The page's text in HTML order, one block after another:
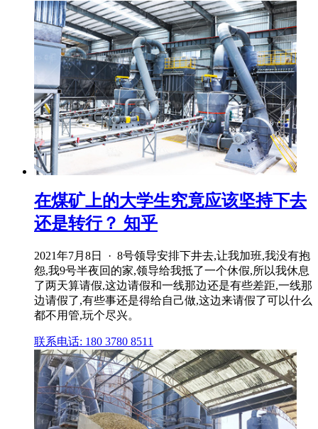
在煤矿上的大学生究竟应该坚持下去
还是转行？ 知乎
2021年7月8日 · 8号领导安排下井去,让我加班,我没有抱
怨,我9号半夜回的家,领导给我抵了一个休假,所以我休息
了两天算请假,这边请假和一线那边还是有些差距,一线那
边请假了,有些事还是得给自己做,这边来请假了可以什么
都不用管,玩个尽兴。
联系电话: 180 3780 8511